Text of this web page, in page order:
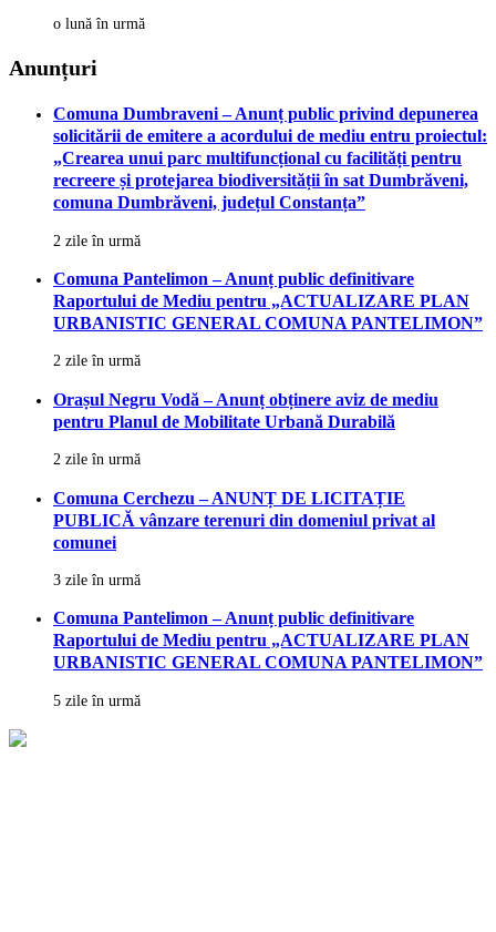
o lună în urmă
Anunțuri
Comuna Dumbraveni – Anunț public privind depunerea
solicitării de emitere a acordului de mediu entru proiectul:
„Crearea unui parc multifuncțional cu facilități pentru
recreere și protejarea biodiversității în sat Dumbrăveni,
comuna Dumbrăveni, județul Constanța”
2 zile în urmă
Comuna Pantelimon – Anunț public definitivare
Raportului de Mediu pentru „ACTUALIZARE PLAN
URBANISTIC GENERAL COMUNA PANTELIMON”
2 zile în urmă
Orașul Negru Vodă – Anunț obținere aviz de mediu
pentru Planul de Mobilitate Urbană Durabilă
2 zile în urmă
Comuna Cerchezu – ANUNȚ DE LICITAȚIE
PUBLICĂ vânzare terenuri din domeniul privat al
comunei
3 zile în urmă
Comuna Pantelimon – Anunț public definitivare
Raportului de Mediu pentru „ACTUALIZARE PLAN
URBANISTIC GENERAL COMUNA PANTELIMON”
5 zile în urmă